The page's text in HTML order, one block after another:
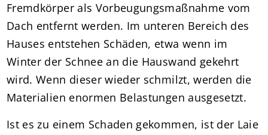
Fremdkörper als Vorbeugungsmaßnahme vom
Dach entfernt werden. Im unteren Bereich des
Hauses entstehen Schäden, etwa wenn im
Winter der Schnee an die Hauswand gekehrt
wird. Wenn dieser wieder schmilzt, werden die
Materialien enormen Belastungen ausgesetzt.
Ist es zu einem Schaden gekommen, ist der Laie